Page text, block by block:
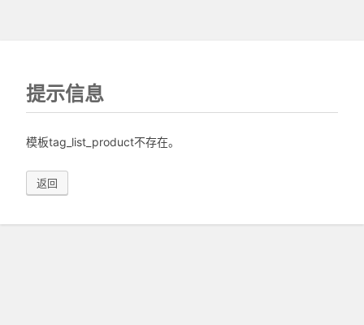
提示信息
模板tag_list_product不存在。
返回